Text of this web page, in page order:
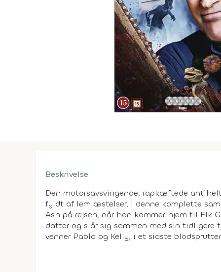
Beskrivelse
Den motorsavsvingende, rapkæftede
fyldt af lemlæstelser, i denne komplette
Ash på rejsen, når han kommer hjem til Elk
datter og slår sig sammen med sin
venner Pablo og Kelly, i et sidste